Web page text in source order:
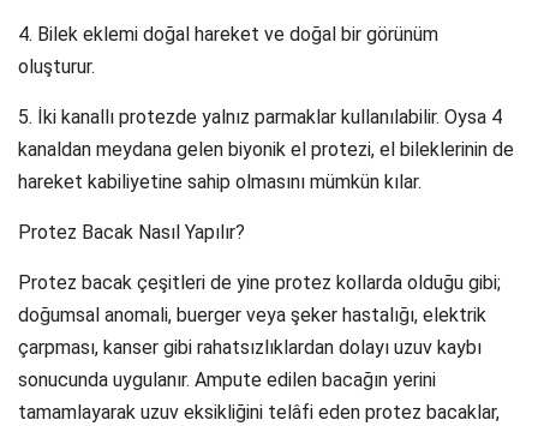
4. Bilek eklemi doğal hareket ve doğal bir görünüm
oluşturur.
5. İki kanallı protezde yalnız parmaklar kullanılabilir. Oysa 4
kanaldan meydana gelen biyonik el protezi, el bileklerinin de
hareket kabiliyetine sahip olmasını mümkün kılar.
Protez Bacak Nasıl Yapılır?
Protez bacak çeşitleri de yine protez kollarda olduğu gibi;
doğumsal anomali, buerger veya şeker hastalığı, elektrik
çarpması, kanser gibi rahatsızlıklardan dolayı uzuv kaybı
sonucunda uygulanır. Ampute edilen bacağın yerini
tamamlayarak uzuv eksikliğini telâfi eden protez bacaklar,